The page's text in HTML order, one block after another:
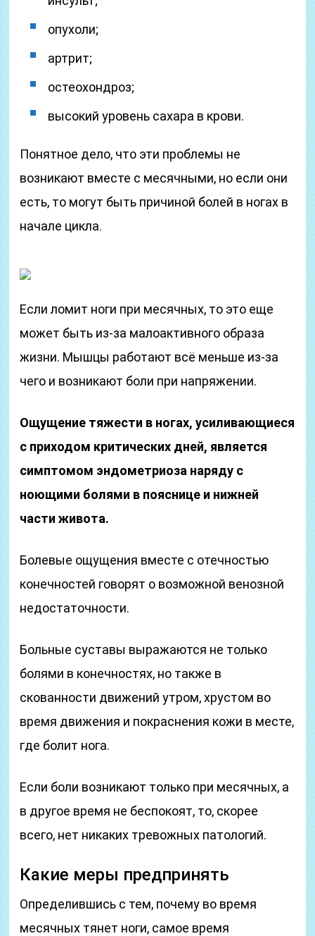
опухоли;
артрит;
остеохондроз;
высокий уровень сахара в крови.
Понятное дело, что эти проблемы не
возникают вместе с месячными, но если они
есть, то могут быть причиной болей в ногах в
начале цикла.
Если ломит ноги при месячных, то это еще
может быть из-за малоактивного образа
жизни. Мышцы работают всё меньше из-за
чего и возникают боли при напряжении.
Ощущение тяжести в ногах, усиливающиеся
с приходом критических дней, является
симптомом эндометриоза наряду с
ноющими болями в пояснице и нижней
части живота.
Болевые ощущения вместе с отечностью
конечностей говорят о возможной венозной
недостаточности.
Больные суставы выражаются не только
болями в конечностях, но также в
скованности движений утром, хрустом во
время движения и покраснения кожи в месте,
где болит нога.
Если боли возникают только при месячных, а
в другое время не беспокоят, то, скорее
всего, нет никаких тревожных патологий.
Какие меры предпринять
Определившись с тем, почему во время
месячных тянет ноги, самое время